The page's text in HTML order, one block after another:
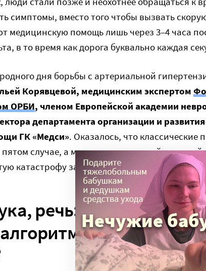
симптомы, вместо того чтобы вызвать
медицинскую помощь лишь через 3–4 часа
в то время как дорога буквально каждая
дня борьбы с артериальной
Корявцевой, медицинским экспертом
ОРБИ, членом Европейской академии
департамента организации и развития
ГК «Медси». Оказалось, что классические
случае, а мы теряем тот самый «золотой
катастрофу за отравление или мигрень.
речь: как работает
определения